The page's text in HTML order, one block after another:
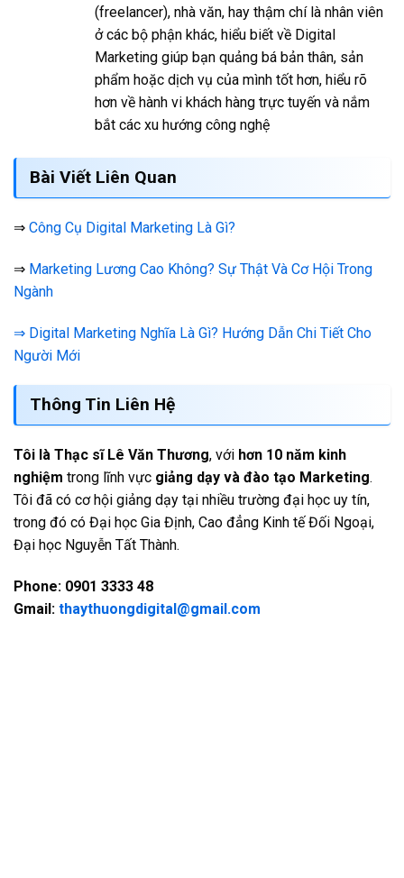
(freelancer), nhà văn, hay thậm chí là nhân viên
ở các bộ phận khác, hiểu biết về Digital
Marketing giúp bạn quảng bá bản thân, sản
phẩm hoặc dịch vụ của mình tốt hơn, hiểu rõ
hơn về hành vi khách hàng trực tuyến và nắm
bắt các xu hướng công nghệ
Bài Viết Liên Quan
⇒ Công Cụ Digital Marketing Là Gì?
⇒ Marketing Lương Cao Không? Sự Thật Và Cơ Hội Trong
Ngành
⇒ Digital Marketing Nghĩa Là Gì? Hướng Dẫn Chi Tiết Cho
Người Mới
Thông Tin Liên Hệ
Tôi là Thạc sĩ Lê Văn Thương, với hơn 10 năm kinh
nghiệm trong lĩnh vực giảng dạy và đào tạo Marketing.
Tôi đã có cơ hội giảng dạy tại nhiều trường đại học uy tín,
trong đó có Đại học Gia Định, Cao đẳng Kinh tế Đối Ngoại,
Đại học Nguyễn Tất Thành.
Phone: 0901 3333 48
Gmail: thaythuongdigital@gmail.com